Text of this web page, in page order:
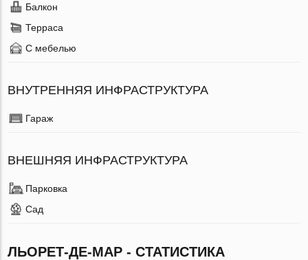
Балкон
Терраса
С мебелью
ВНУТРЕННЯЯ ИНФРАСТРУКТУРА
Гараж
ВНЕШНЯЯ ИНФРАСТРУКТУРА
Парковка
Сад
ЛЬОРЕТ-ДЕ-МАР - СТАТИСТИКА